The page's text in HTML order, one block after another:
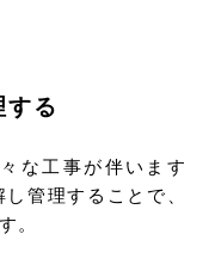
する
な工事が伴います
管理することで、
。